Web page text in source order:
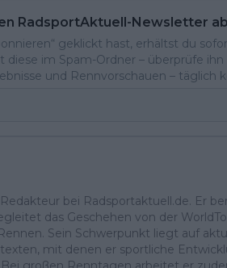
RadsportAktuell-Newsletter
geklickt hast, erhältst du
diese im Spam-Ordner – überprüfe
und Rennvorschauen – täglich
bei Radsportaktuell.de. Er
das Geschehen von der
Sein Schwerpunkt liegt auf
mit denen er sportliche